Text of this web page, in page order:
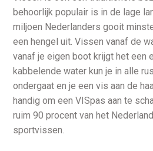
behoorlijk populair is in de lage
miljoen Nederlanders gooit
een hengel uit. Vissen vanaf de
vanaf je eigen boot krijgt het een
kabbelende water kun je in alle
ondergaat en je een vis aan de
handig om een VISpas aan te
ruim 90 procent van het
sportvissen.